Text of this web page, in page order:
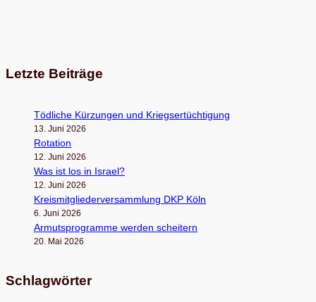
Letzte Beiträge
Töd­li­che Kür­zun­gen und Kriegsertüchtigung
13. Juni 2026
Rota­tion
12. Juni 2026
Was ist los in Israel?
12. Juni 2026
Kreis­mit­glie­der­ver­samm­lung DKP Köln
6. Juni 2026
Armuts­pro­gramme wer­den scheitern
20. Mai 2026
Schlagwörter